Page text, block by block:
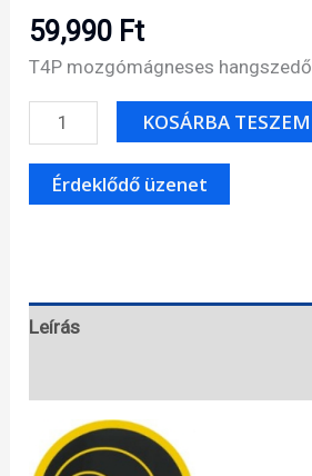
59,990 Ft
T4P mozgómágneses hangszedő
Tonar
H-
Plugger
mozgómágneses
KOSÁRBA TESZEM
Leírás